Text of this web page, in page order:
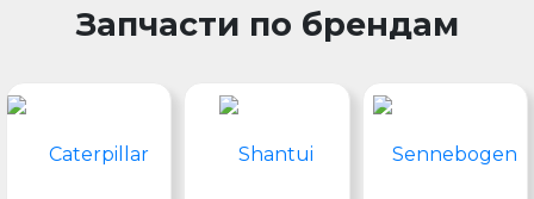
Запчасти по брендам